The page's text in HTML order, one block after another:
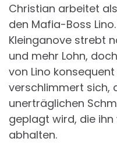
Christian arbeitet
den Mafia-Boss
Kleinganove strebt
und mehr Lohn,
von Lino
verschlimmert sich,
unerträglichen
geplagt wird, die
abhalten.